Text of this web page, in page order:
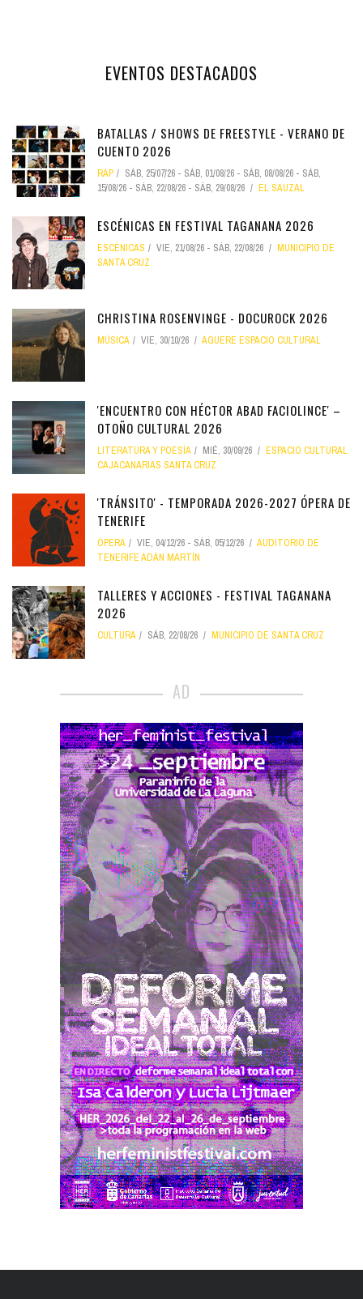
EVENTOS DESTACADOS
BATALLAS / SHOWS DE FREESTYLE - VERANO DE
CUENTO 2026
RAP SÁB, 25/07/26 - SÁB, 01/08/26 - SÁB, 08/08/26 - SÁB,
15/08/26 - SÁB, 22/08/26 - SÁB, 29/08/26 EL SAUZAL
ESCÉNICAS EN FESTIVAL TAGANANA 2026
ESCÉNICAS VIE, 21/08/26 - SÁB, 22/08/26
MUNICIPIO DE
SANTA CRUZ
CHRISTINA ROSENVINGE - DOCUROCK 2026
MÚSICA VIE, 30/10/26 AGUERE ESPACIO CULTURAL
'ENCUENTRO CON HÉCTOR ABAD FACIOLINCE' –
OTOÑO CULTURAL 2026
LITERATURA Y POESÍA MIÉ, 30/09/26
ESPACIO CULTURAL
CAJACANARIAS SANTA CRUZ
'TRÁNSITO' - TEMPORADA 2026-2027 ÓPERA DE
TENERIFE
ÓPERA VIE, 04/12/26 - SÁB, 05/12/26
AUDITORIO DE
TENERIFE ADÁN MARTÍN
TALLERES Y ACCIONES - FESTIVAL TAGANANA
2026
CULTURA SÁB, 22/08/26 MUNICIPIO DE SANTA CRUZ
AD